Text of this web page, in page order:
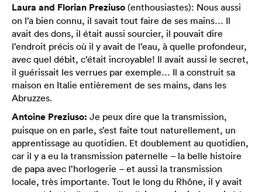
Laura and Florian Preziuso (enthousiastes): Nous aussi
on l’a bien connu, il savait tout faire de ses mains… Il
avait des dons, il était aussi sourcier, il pouvait dire
l’endroit précis où il y avait de l’eau, à quelle profondeur,
avec quel débit, c’était incroyable! Il avait aussi le secret,
il guérissait les verrues par exemple… Il a construit sa
maison en Italie entièrement de ses mains, dans les
Abruzzes.
Antoine Preziuso: Je peux dire que la transmission,
puisque on en parle, s’est faite tout naturellement, un
apprentissage au quotidien. Et doublement au quotidien,
car il y a eu la transmission paternelle – la belle histoire
de papa avec l’horlogerie – et aussi la transmission
locale, très importante. Tout le long du Rhône, il y avait